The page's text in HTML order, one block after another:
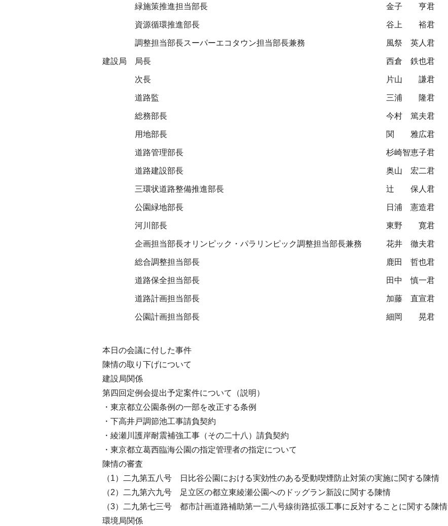
緑施策推進担当部長 金子 亨君
資源循環推進部長 谷上 裕君
調整担当部長スーパーエコタウン担当部長兼務 風祭 英人君
建設局 局長 西倉 鉄也君
次長 片山 謙君
道路監 三浦 隆君
総務部長 今村 篤夫君
用地部長 関 雅広君
道路管理部長 杉崎智恵子君
道路建設部長 奥山 宏二君
三環状道路整備推進部長 辻 保人君
公園緑地部長 日浦 憲造君
河川部長 東野 寛君
企画担当部長オリンピック・パラリンピック調整担当部長兼務 花井 徹夫君
総合調整担当部長 鹿田 哲也君
道路保全担当部長 田中 慎一君
道路計画担当部長 加藤 直宣君
公園計画担当部長 細岡 晃君
本日の会議に付した事件
陳情の取り下げについて
建設局関係
第四回定例会提出予定案件について（説明）
・東京都立公園条例の一部を改正する条例
・下高井戸調節池工事請負契約
・綾瀬川護岸耐震補強工事（その二十八）請負契約
・東京都立葛西臨海公園の指定管理者の指定について
陳情の審査
（1）二九第五八号 日比谷公園における実効性のある受動喫煙防止対策の実施に関する陳情
（2）二九第六九号 足立区の都立東綾瀬公園へのドッグラン新設に関する陳情
（3）二九第七三号 都市計画道路補助第一二八号線街路拡張工事に反対することに関する陳情
環境局関係